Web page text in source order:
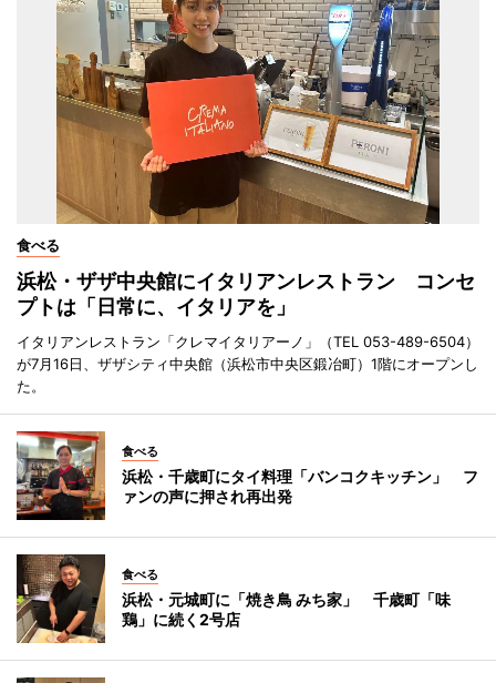
食べる
浜松・ザザ中央館にイタリアンレストラン コンセ
プトは「日常に、イタリアを」
イタリアンレストラン「クレマイタリアーノ」（TEL 053-489-6504）
が7月16日、ザザシティ中央館（浜松市中央区鍛冶町）1階にオープンし
た。
食べる
浜松・千歳町にタイ料理「バンコクキッチン」 フ
ァンの声に押され再出発
食べる
浜松・元城町に「焼き鳥 みち家」 千歳町「味
鶏」に続く2号店